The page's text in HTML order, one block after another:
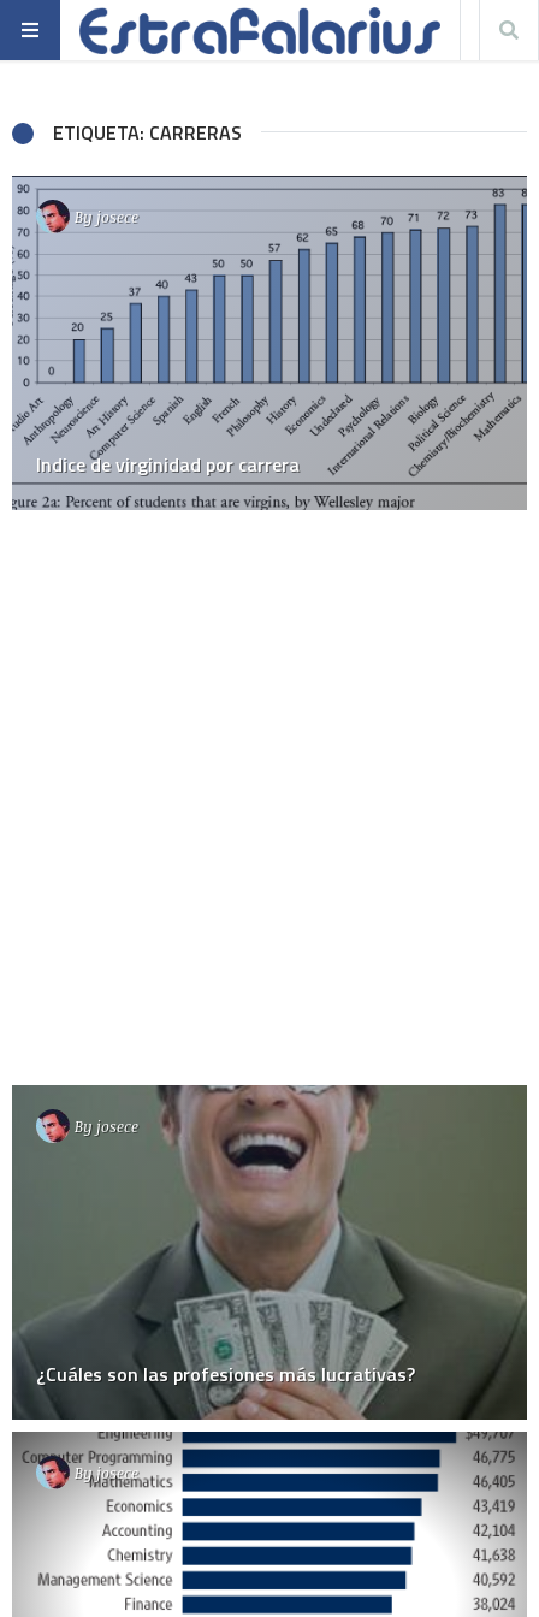
ETIQUETA: CARRERAS
By josece
Indice de virginidad por carrera
By josece
¿Cuáles son las profesiones más lucrativas?
Byjosece